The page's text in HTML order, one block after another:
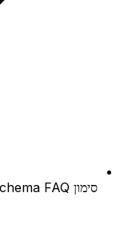
סימון Schema FAQ לקטעים מובחרים